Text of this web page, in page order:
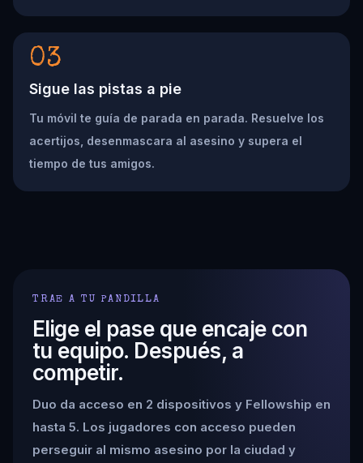
03
Sigue las pistas a pie
Tu móvil te guía de parada en parada. Resuelve los
acertijos, desenmascara al asesino y supera el
tiempo de tus amigos.
TRAE A TU PANDILLA
Elige el pase que encaje con
tu equipo. Después, a
competir.
Duo da acceso en 2 dispositivos y Fellowship en
hasta 5. Los jugadores con acceso pueden
perseguir al mismo asesino por la ciudad y